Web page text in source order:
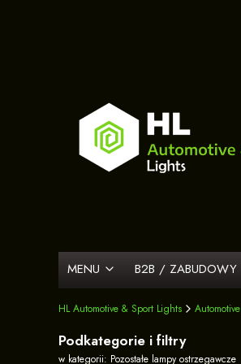
MENU B2B / ZABUDOWY
HL Automotive & Sport Lights Automotive
Podkategorie i filtry
w kategorii: Pozostałe lampy ostrzegawcze